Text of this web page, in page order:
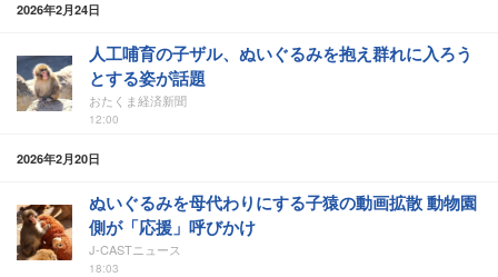
2026年2月24日
人工哺育の子ザル、ぬいぐるみを抱え群れに入ろう
とする姿が話題
おたくま経済新聞
12:00
2026年2月20日
ぬいぐるみを母代わりにする子猿の動画拡散 動物園
側が「応援」呼びかけ
J-CASTニュース
18:03